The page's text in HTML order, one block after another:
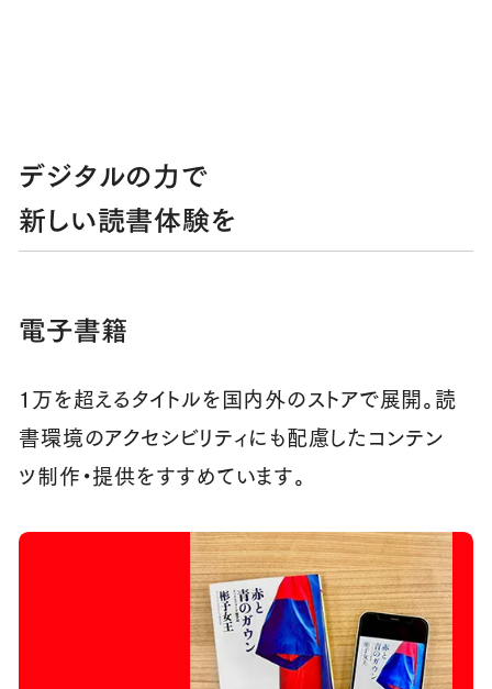
デジタルの力で
新しい読書体験を
電子書籍
1万を超えるタイトルを国内外のストアで展開。読
書環境のアクセシビリティにも配慮したコンテン
ツ制作・提供をすすめています。